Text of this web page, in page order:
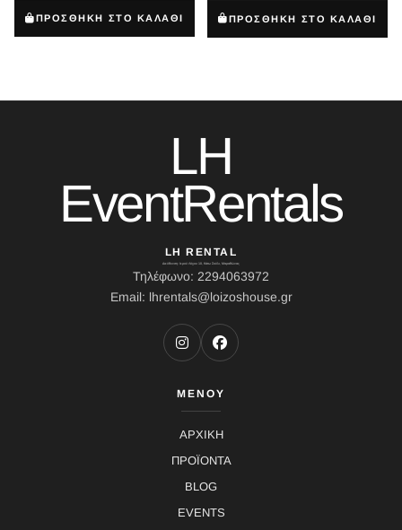
ΠΡΟΣΘΗΚΗ ΣΤΟ ΚΑΛΑΘΙ ΠΡΟΣΘΗΚΗ ΣΤΟ ΚΑΛΑΘΙ
LH
EventRentals
LH RENTAL
Διεύθυνση: Ιερού Λόχου 10, Κάτω Σούλι, Μαραθώνας
Τηλέφωνο: 2294063972
Email: lhrentals@loizoshouse.gr
ΜΕΝΟΥ
ΑΡΧΙΚΗ
ΠΡΟΪΟΝΤΑ
BLOG
EVENTS